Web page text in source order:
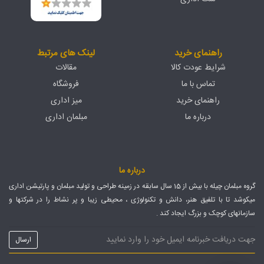
لینک های مرتبط
مقالات
فروشگاه
میز اداری
مبلمان اداری
راهنمای خرید
شرایط عودت کالا
تماس با ما
راهنمای خرید
درباره ما
درباره ما
گروه مبلمان چیله با بیش از 15 سال سابقه در زمینه طراحی و تولید مبلمان و پارتیشن اداری
میکوشد تا با تلفیق هنر، دانش و تکنولوژی ، محیطی زیبا و پر نشاط را در شرکتها و
سازمانهای کوچک و بزرگ ایجاد کند .